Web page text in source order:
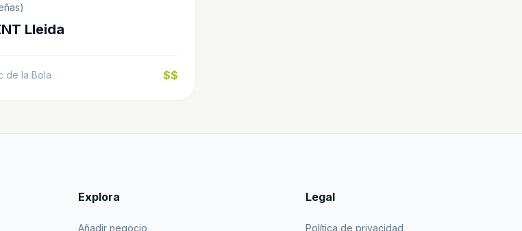
Lleida
de la Bola $$
Explora
Añadir negocio
Legal
Política de privacidad